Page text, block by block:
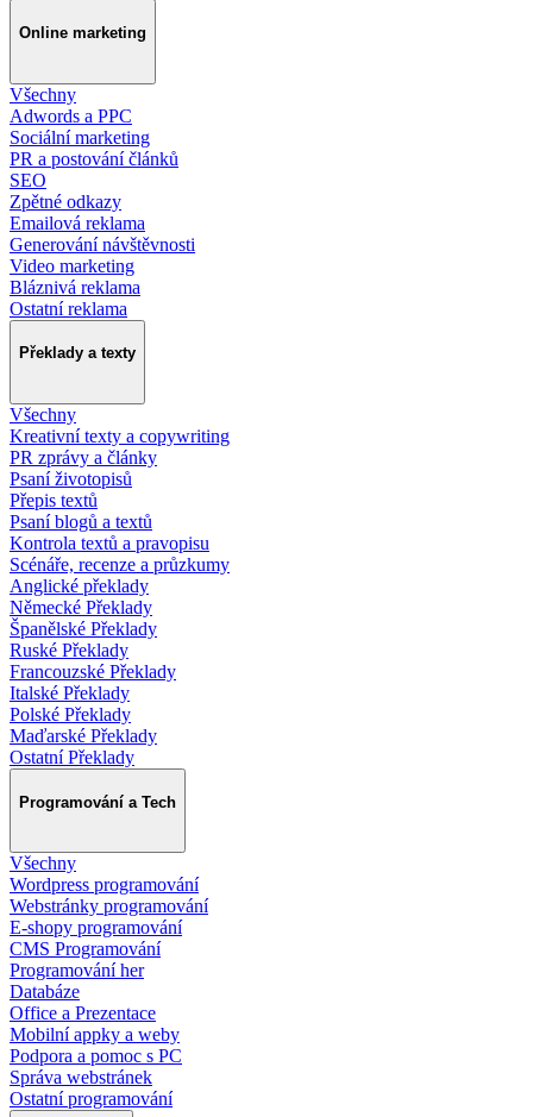
Online marketing
Všechny
Adwords a PPC
Sociální marketing
PR a postování článků
SEO
Zpětné odkazy
Emailová reklama
Generování návštěvnosti
Video marketing
Bláznivá reklama
Ostatní reklama
Překlady a texty
Všechny
Kreativní texty a copywriting
PR zprávy a články
Psaní životopisů
Přepis textů
Psaní blogů a textů
Kontrola textů a pravopisu
Scénáře, recenze a průzkumy
Anglické překlady
Německé Překlady
Španělské Překlady
Ruské Překlady
Francouzské Překlady
Italské Překlady
Polské Překlady
Maďarské Překlady
Ostatní Překlady
Programování a Tech
Všechny
Wordpress programování
Webstránky programování
E-shopy programování
CMS Programování
Programování her
Databáze
Office a Prezentace
Mobilní appky a weby
Podpora a pomoc s PC
Správa webstránek
Ostatní programování